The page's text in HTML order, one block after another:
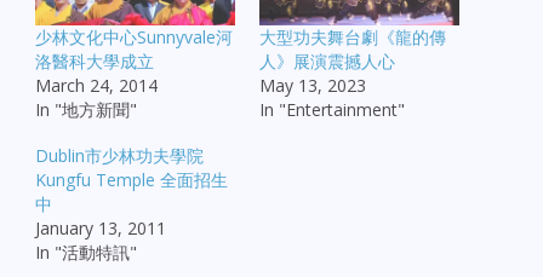
少林文化中心Sunnyvale河
洛醫科大學成立
March 24, 2014
In "地方新聞"
大型功夫舞台劇《龍的傳
人》展演震撼人心
May 13, 2023
In "Entertainment"
Dublin市少林功夫學院
Kungfu Temple 全面招生
中
January 13, 2011
In "活動特訊"